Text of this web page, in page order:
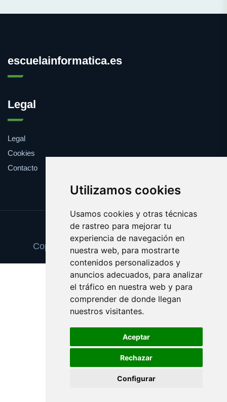
Utilizamos cookies
Usamos cookies y otras técnicas
de rastreo para mejorar tu
experiencia de navegación en
nuestra web, para mostrarte
contenidos personalizados y
anuncios adecuados, para analizar
el tráfico en nuestra web y para
comprender de donde llegan
nuestros visitantes.
Aceptar
Rechazar
Configurar
escuelainformatica.es
Legal
Legal
Cookies
Contacto
Update cookies preferences
Copyright © 2025 escuelainformatica.es